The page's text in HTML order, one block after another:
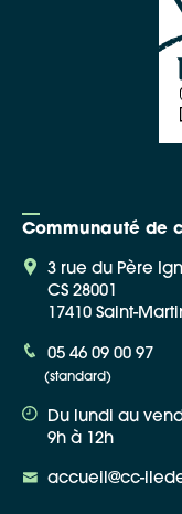
Communauté de
3 rue du Père
CS 28001
17410 Saint-
05 46 09 00 97
(standard)
Du lundi au
9h à 12h
accueil@cc-